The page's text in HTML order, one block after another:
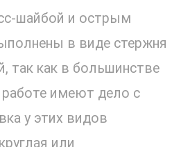
шайбой и острым
в виде стержня
так как в большинстве
работе имеют дело с
у этих видов
или